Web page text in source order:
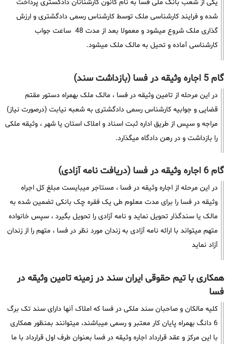
یکی از شعب بانک ملی فسا به نام کانون کارشنانان دادگستری پرداخت
شده و فرایند کارشناسی ملک توسط کارشناس رسمی دادگشتری و ارزش
گذاری ملک شروع میشود و معمولا بعد از مدت 48 ساعت جواب
کارشناسی آماده و تحیل به مالک ملک میشود.
گام 5 اجاره وثیقه در فسا (بازداشت سند)
در این مرحله از تامین وثیقه در فسا ، مالک ملک بهمراه دستور مقتم
قضایی و جوابیه کارشناس رسمی دادگشتری به شعبه نیابت (درصورت نیاز)
مراجه و سپس از طریق اداره ثبت اسناد و املاک استان یا شهر ، وثیقه ملکی
را بازداشت و در رهن دادگاه میگذارد.
گام 6 اجاره وثیقه در فسا (دریافت نامه آزادی)
در این مرحله از اجاره وثیقه در فسا ، مستاجر میبایست مبلغ کل اجراه
وثیقه در فسا را برای مدت معلوم طی یک فقره چک بانکی تضمین شده به
مالک یا سندگذار تحویل نماید و نامه آزادی را تحویل بگیرد ، سپس خانواده
متهم میتواند با ارائه نامه آزادی به زندان مورد نظر در فسا ، متهم را از زندان
آزاد نماید
همکاری با تیم حقوقی ایران سند در زمینه تامین وثیقه در
فسا
کلیه مالکان و صاحبان سند ملکی در فسا که املاک آنها دارای سند تک برگ
6 دانگ بهمراه پایان کار معتبر و رسمی میباشند، میتوانند بمنظور همکاری
با این مرکز و عقد قرارداد اجاره وثیقه در فسا بعنوان طرف اول قرارداد با ما